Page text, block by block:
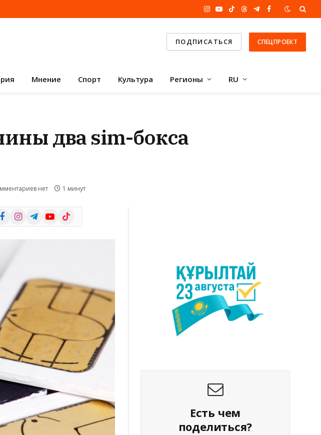
Instagram
YouTube
TikTokThreadsTelegram
Facebook
ПОДПИСАТЬСЯ СПЕЦПРОЕКТ
Мнение Спорт Культура Регионы RU
два sim-бокса
нет 1 минут
InstagramTelegramYouTube
TikTok
Есть чем
поделиться?